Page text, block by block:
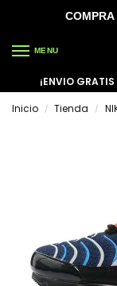
COMPRA
MENU
¡ENVIO
Inicio
/ Tienda /